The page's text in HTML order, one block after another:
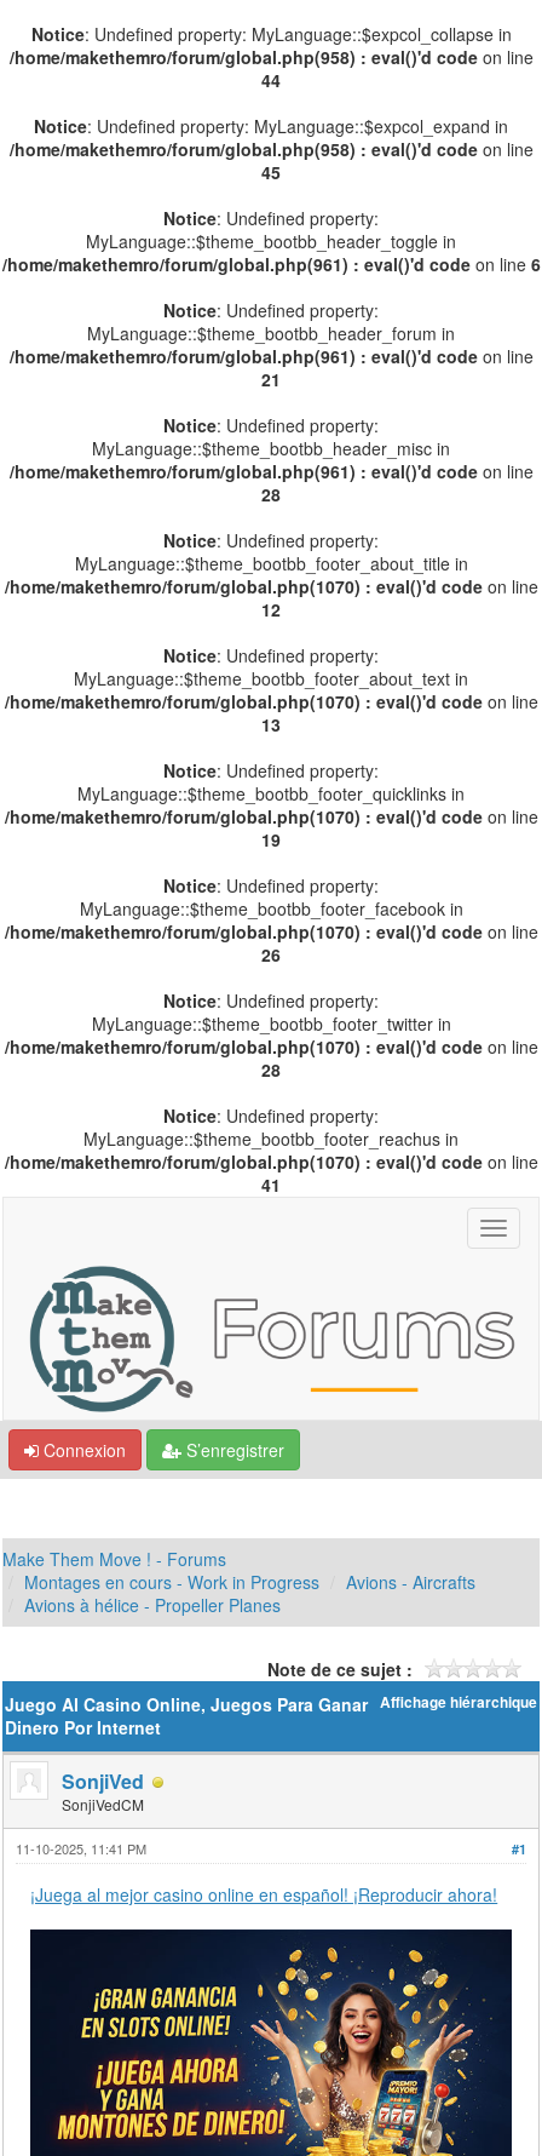
Notice: Undefined property: MyLanguage::$expcol_collapse in
/home/makethemro/forum/global.php(958) : eval()'d codeon line
44
Notice: Undefined property: MyLanguage::$expcol_expand in
/home/makethemro/forum/global.php(958) : eval()'d codeon line
45
Notice: Undefined property:
MyLanguage::$theme_bootbb_header_toggle in
/home/makethemro/forum/global.php(961) : eval()'d codeon line 6
Notice: Undefined property:
MyLanguage::$theme_bootbb_header_forum in
/home/makethemro/forum/global.php(961) : eval()'d codeon line
21
Notice: Undefined property:
MyLanguage::$theme_bootbb_header_misc in
/home/makethemro/forum/global.php(961) : eval()'d codeon line
28
Notice: Undefined property:
MyLanguage::$theme_bootbb_footer_about_title in
/home/makethemro/forum/global.php(1070) : eval()'d codeon line
12
Notice: Undefined property:
MyLanguage::$theme_bootbb_footer_about_text in
/home/makethemro/forum/global.php(1070) : eval()'d codeon line
13
Notice: Undefined property:
MyLanguage::$theme_bootbb_footer_quicklinks in
/home/makethemro/forum/global.php(1070) : eval()'d codeon line
19
Notice: Undefined property:
MyLanguage::$theme_bootbb_footer_facebook in
/home/makethemro/forum/global.php(1070) : eval()'d codeon line
26
Notice: Undefined property:
MyLanguage::$theme_bootbb_footer_twitter in
/home/makethemro/forum/global.php(1070) : eval()'d codeon line
28
Notice: Undefined property:
MyLanguage::$theme_bootbb_footer_reachus in
/home/makethemro/forum/global.php(1070) : eval()'d codeon line
41
Connexion S’enregistrer
Make Them Move ! - Forums
Montages en cours - Work in Progress
Avions - Aircrafts
Avions à hélice - Propeller Planes
Note de ce sujet :
Affichage hiérarchique
Juego Al Casino Online, Juegos Para Ganar
Dinero Por Internet
SonjiVed
SonjiVedCM
#1
11-10-2025, 11:41 PM
¡Juega al mejor casino online en español! ¡Reproducir ahora!